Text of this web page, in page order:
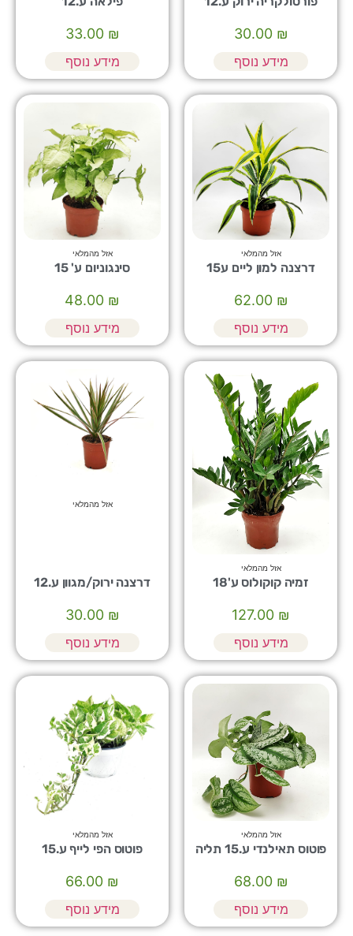
₪
30.00
מידע נוסף
₪
33.00
מידע נוסף
אזל מהמלאי
דרצנה למון ליים ע15
₪
62.00
מידע נוסף
אזל מהמלאי
סינגוניום ע' 15
₪
מידע נוסף
אזל מהמלאי
זמיה קוקולוס ע'18
₪
מידע נוסף
אזל מהמלאי
דרצנה ירוק/מגוון ע.12
₪
30.00
מידע נוסף
אזל מהמלאי
פוטוס תאילנדי ע.15 תליה
₪
68.00
מידע נוסף
אזל מהמלאי
פוטוס הפי לייף ע.15
₪
מידע נוסף